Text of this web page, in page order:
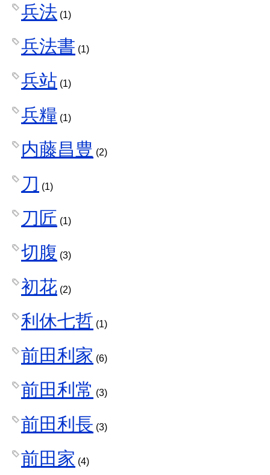
兵法 (1)
兵法書 (1)
兵站 (1)
兵糧 (1)
内藤昌豊 (2)
刀 (1)
刀匠 (1)
切腹 (3)
初花 (2)
利休七哲 (1)
前田利家 (6)
前田利常 (3)
前田利長 (3)
前田家 (4)